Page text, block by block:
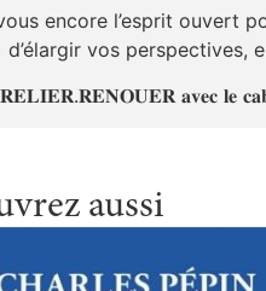
encore l’esprit ouvert
d’élargir vos
𝐚𝐯𝐞𝐜 𝐥𝐞
aussi